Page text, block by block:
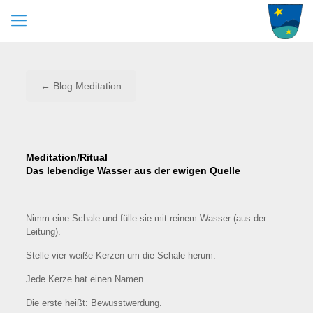
← Blog Meditation
Meditation/Ritual
Das lebendige Wasser aus der ewigen Quelle
Nimm eine Schale und fülle sie mit reinem Wasser (aus der
Leitung).
Stelle vier weiße Kerzen um die Schale herum.
Jede Kerze hat einen Namen.
Die erste heißt: Bewusstwerdung.